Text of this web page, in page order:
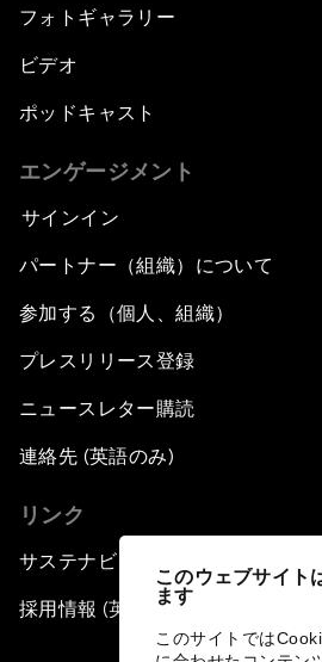
このウェブサイト
ます
このサイトでは
フォトギャラリー
ビデオ
ポッドキャスト
エンゲージメント
サインイン
パートナー（組織）について
参加する（個人、組織）
プレスリリース登録
ニュースレター購読
連絡先 (英語のみ)
リンク
サステナビリティへの取り組み
採用情報 (英語のみ)